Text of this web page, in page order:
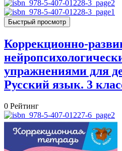
Быстрый просмотр
Коррекционно-
упражнениями для
Русский язык. 3
0 Рейтинг